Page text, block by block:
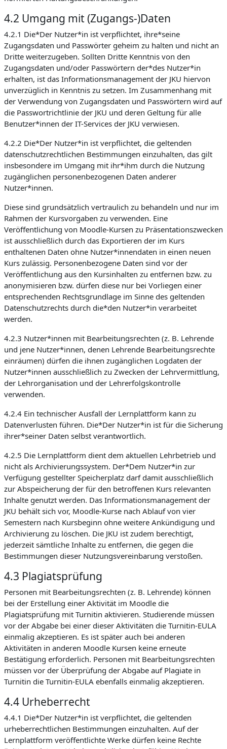
4.2 Umgang mit (Zugangs-)Daten
4.2.1 Die*Der Nutzer*in ist verpflichtet, ihre*seine
Zugangsdaten und Passwörter geheim zu halten und nicht an
Dritte weiterzugeben. Sollten Dritte Kenntnis von den
Zugangsdaten und/oder Passwörtern der*des Nutzer*in
erhalten, ist das Informationsmanagement der JKU hiervon
unverzüglich in Kenntnis zu setzen. Im Zusammenhang mit
der Verwendung von Zugangsdaten und Passwörtern wird auf
die Passwortrichtlinie der JKU und deren Geltung für alle
Benutzer*innen der IT-Services der JKU verwiesen.
4.2.2 Die*Der Nutzer*in ist verpflichtet, die geltenden
datenschutzrechtlichen Bestimmungen einzuhalten, das gilt
insbesondere im Umgang mit ihr*ihm durch die Nutzung
zugänglichen personenbezogenen Daten anderer
Nutzer*innen.
Diese sind grundsätzlich vertraulich zu behandeln und nur im
Rahmen der Kursvorgaben zu verwenden. Eine
Veröffentlichung von Moodle-Kursen zu Präsentationszwecken
ist ausschließlich durch das Exportieren der im Kurs
enthaltenen Daten ohne Nutzer*innendaten in einen neuen
Kurs zulässig. Personenbezogene Daten sind vor der
Veröffentlichung aus den Kursinhalten zu entfernen bzw. zu
anonymisieren bzw. dürfen diese nur bei Vorliegen einer
entsprechenden Rechtsgrundlage im Sinne des geltenden
Datenschutzrechts durch die*den Nutzer*in verarbeitet
werden.
4.2.3 Nutzer*innen mit Bearbeitungsrechten (z. B. Lehrende
und jene Nutzer*innen, denen Lehrende Bearbeitungsrechte
einräumen) dürfen die ihnen zugänglichen Logdaten der
Nutzer*innen ausschließlich zu Zwecken der Lehrvermittlung,
der Lehrorganisation und der Lehrerfolgskontrolle
verwenden.
4.2.4 Ein technischer Ausfall der Lernplattform kann zu
Datenverlusten führen. Die*Der Nutzer*in ist für die Sicherung
ihrer*seiner Daten selbst verantwortlich.
4.2.5 Die Lernplattform dient dem aktuellen Lehrbetrieb und
nicht als Archivierungssystem. Der*Dem Nutzer*in zur
Verfügung gestellter Speicherplatz darf damit ausschließlich
zur Abspeicherung der für den betroffenen Kurs relevanten
Inhalte genutzt werden. Das Informationsmanagement der
JKU behält sich vor, Moodle-Kurse nach Ablauf von vier
Semestern nach Kursbeginn ohne weitere Ankündigung und
Archivierung zu löschen. Die JKU ist zudem berechtigt,
jederzeit sämtliche Inhalte zu entfernen, die gegen die
Bestimmungen dieser Nutzungsvereinbarung verstoßen.
4.3 Plagiatsprüfung
Personen mit Bearbeitungsrechten (z. B. Lehrende) können
bei der Erstellung einer Aktivität im Moodle die
Plagiatsprüfung mit Turnitin aktivieren. Studierende müssen
vor der Abgabe bei einer dieser Aktivitäten die Turnitin-EULA
einmalig akzeptieren. Es ist später auch bei anderen
Aktivitäten in anderen Moodle Kursen keine erneute
Bestätigung erforderlich. Personen mit Bearbeitungsrechten
müssen vor der Überprüfung der Abgabe auf Plagiate in
Turnitin die Turnitin-EULA ebenfalls einmalig akzeptieren.
4.4 Urheberrecht
4.4.1 Die*Der Nutzer*in ist verpflichtet, die geltenden
urheberrechtlichen Bestimmungen einzuhalten. Auf der
Lernplattform veröffentlichte Werke dürfen keine Rechte